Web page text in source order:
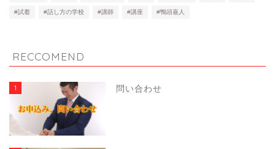
#試着 #話し方の学校 #講師 #講座 #鴨頭嘉人
RECCOMEND
1 問い合わせ